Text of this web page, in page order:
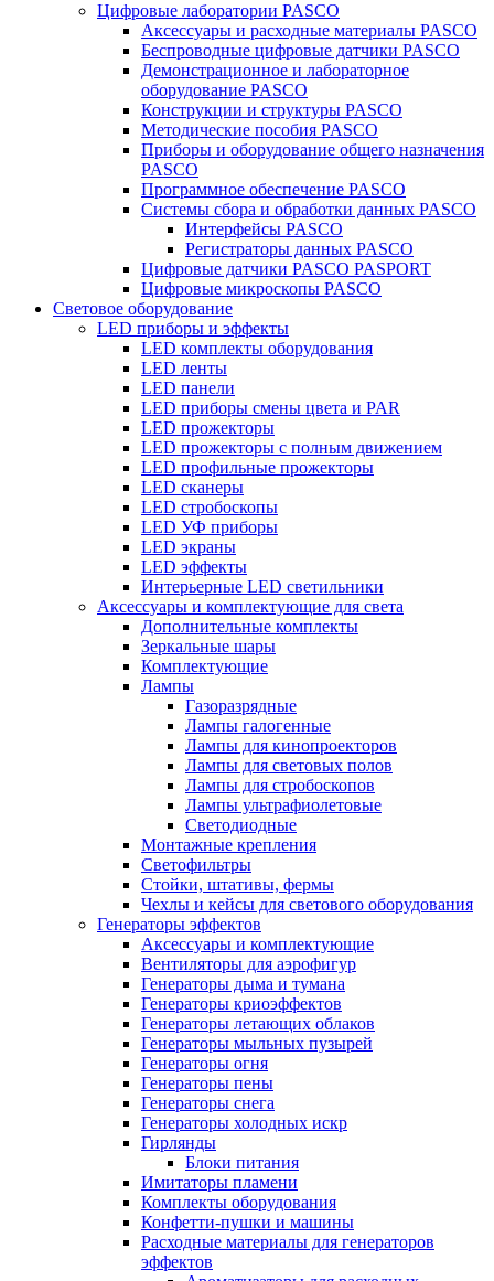
Цифровые лаборатории PASCO
Аксессуары и расходные материалы PASCO
Беспроводные цифровые датчики PASCO
Демонстрационное и лабораторное
оборудование PASCO
Конструкции и структуры PASCO
Методические пособия PASCO
Приборы и оборудование общего назначения
PASCO
Программное обеспечение PASCO
Системы сбора и обработки данных PASCO
Интерфейсы PASCO
Регистраторы данных PASCO
Цифровые датчики PASCO PASPORT
Цифровые микроскопы PASCO
Световое оборудование
LED приборы и эффекты
LED комплекты оборудования
LED ленты
LED панели
LED приборы смены цвета и PAR
LED прожекторы
LED прожекторы с полным движением
LED профильные прожекторы
LED сканеры
LED стробоскопы
LED УФ приборы
LED экраны
LED эффекты
Интерьерные LED светильники
Аксессуары и комплектующие для света
Дополнительные комплекты
Зеркальные шары
Комплектующие
Лампы
Газоразрядные
Лампы галогенные
Лампы для кинопроекторов
Лампы для световых полов
Лампы для стробоскопов
Лампы ультрафиолетовые
Светодиодные
Монтажные крепления
Светофильтры
Стойки, штативы, фермы
Чехлы и кейсы для светового оборудования
Генераторы эффектов
Аксессуары и комплектующие
Вентиляторы для аэрофигур
Генераторы дыма и тумана
Генераторы криоэффектов
Генераторы летающих облаков
Генераторы мыльных пузырей
Генераторы огня
Генераторы пены
Генераторы снега
Генераторы холодных искр
Гирлянды
Блоки питания
Имитаторы пламени
Комплекты оборудования
Конфетти-пушки и машины
Расходные материалы для генераторов
эффектов